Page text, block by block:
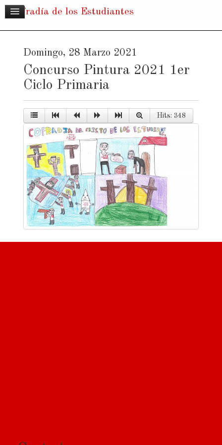
Cofradía de los Estudiantes
Domingo, 28 Marzo 2021
Concurso Pintura 2021 1er
Ciclo Primaria
Hits: 348